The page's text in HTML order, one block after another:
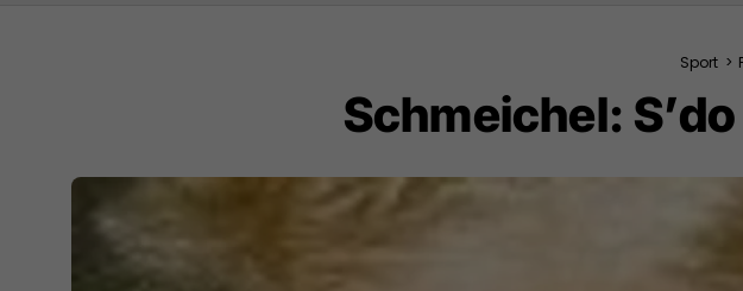
Sport >
Schmeichel: